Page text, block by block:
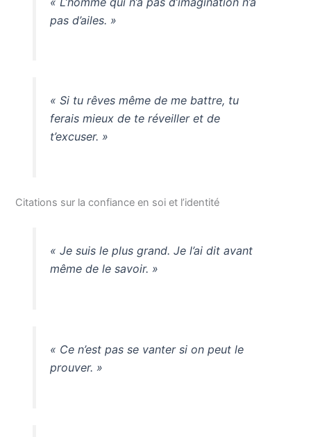
pas d’ailes. »
« Si tu rêves même de me battre, tu
ferais mieux de te réveiller et de
t’excuser. »
Citations sur la confiance en soi et l’identité
« Je suis le plus grand. Je l’ai dit avant
même de le savoir. »
« Ce n’est pas se vanter si on peut le
prouver. »